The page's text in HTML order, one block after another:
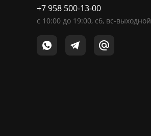
+7 958 500-13-00
c 10:00 до 19:00, сб, вс-выходной